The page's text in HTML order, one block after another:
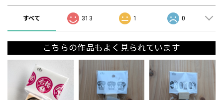
すべて 313 1 0
こちらの作品もよく見られています